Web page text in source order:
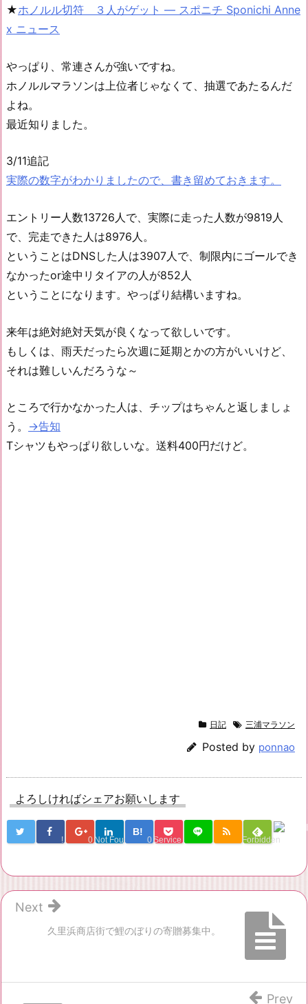
★ホノルル切符 ３人がゲット ― スポニチ Sponichi Anne
x ニュース
やっぱり、常連さんが強いですね。
ホノルルマラソンは上位者じゃなくて、抽選であたるんだ
よね。
最近知りました。
3/11追記
実際の数字がわかりましたので、書き留めておきます。
エントリー人数13726人で、実際に走った人数が9819人
で、完走できた人は8976人。
ということはDNSした人は3907人で、制限内にゴールでき
なかったor途中リタイアの人が852人
ということになります。やっぱり結構いますね。
来年は絶対絶対天気が良くなって欲しいです。
もしくは、雨天だったら次週に延期とかの方がいいけど、
それは難しいんだろうな～
ところで行かなかった人は、チップはちゃんと返しましょ
う。 →告知
Tシャツもやっぱり欲しいな。送料400円だけど。
日記 三浦マラソン
Posted by ponnao
よろしければシェアお願いします
! 0 Not Found
B!
0 Service Una Forbidden
久里浜商店街で鯉のぼりの寄贈募集中。
Next
Prev